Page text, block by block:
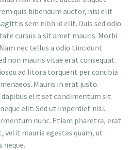
quis bibendum auctor, nisi elit
sem nibh id elit. Duis sed odio
cursus a sit amet mauris. Morbi
nec tellus a odio tincidunt
non mauris vitae erat consequat.
ad litora torquent per conubia
Mauris in erat justo.
dapibus elit set condimentum sit
elit. Sed ut imperdiet nisi.
nunc. Etiam pharetra, erat
velit mauris egestas quam, ut
neque.